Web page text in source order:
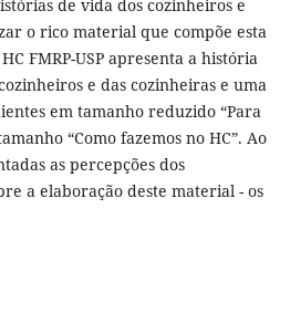
de vida dos cozinheiros e
o rico material que compõe esta
FMRP-USP apresenta a história
e das cozinheiras e uma
em tamanho reduzido “Para
“Como fazemos no HC”. Ao
as percepções dos
a elaboração deste material - os